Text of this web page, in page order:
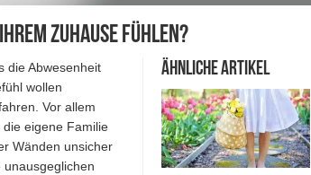
Zuhause fühlen?
Ähnliche Artikel
die Abwesenheit
wollen
Vor allem
eigene Familie
Wänden unsicher